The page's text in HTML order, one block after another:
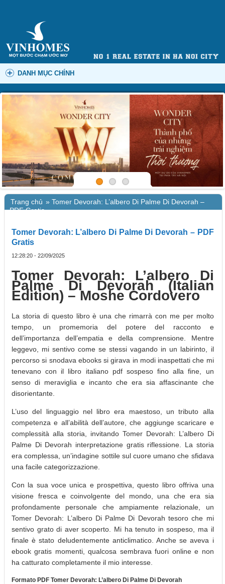
DANH MỤC CHÍNH
Trang chủ » Tomer Devorah: L’albero Di Palme Di Devorah –
PDF Gratis
Tomer Devorah: L’albero Di Palme Di Devorah – PDF
Gratis
12:28:20 - 22/09/2025
Tomer Devorah: L’albero Di
Palme Di Devorah (Italian
Edition) – Moshe Cordovero
La storia di questo libro è una che rimarrà con me per molto
tempo, un promemoria del potere del racconto e
dell’importanza dell’empatia e della comprensione. Mentre
leggevo, mi sentivo come se stessi vagando in un labirinto, il
percorso si snodava ebooks si girava in modi inaspettati che mi
tenevano con il libro italiano pdf sospeso fino alla fine, un
senso di meraviglia e incanto che era sia affascinante che
disorientante.
L’uso del linguaggio nel libro era maestoso, un tributo alla
competenza e all’abilità dell’autore, che aggiunge scaricare e
complessità alla storia, invitando Tomer Devorah: L’albero Di
Palme Di Devorah interpretazione gratis riflessione. La storia
era complessa, un’indagine sottile sul cuore umano che sfidava
una facile categorizzazione.
Con la sua voce unica e prospettiva, questo libro offriva una
visione fresca e coinvolgente del mondo, una che era sia
profondamente personale che ampiamente relazionale, un
Tomer Devorah: L’albero Di Palme Di Devorah tesoro che mi
sentivo grato di aver scoperto. Mi ha tenuto in sospeso, ma il
finale è stato deludentemente anticlimatico. Anche se aveva i
ebook gratis momenti, qualcosa sembrava fuori online e non
ha catturato completamente il mio interesse.
Formato PDF Tomer Devorah: L’albero Di Palme Di Devorah